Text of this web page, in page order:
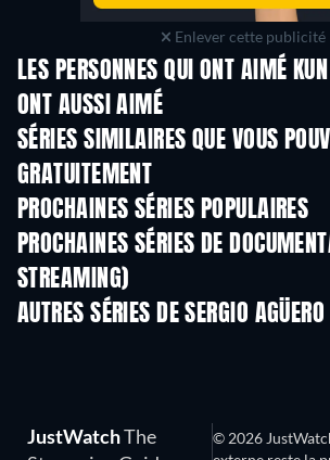
Enlever cette publicité
LES PERSONNES QUI ONT AIMÉ
ONT AUSSI AIMÉ
Série
SÉRIES SIMILAIRES QUE VOUS
GRATUITEMENTSérie
PROCHAINES SÉRIES POPULAIRES
Série Série
PROCHAINES SÉRIES DE
STREAMING)Saison 1
AUTRES SÉRIES DE SERGIO AGÜERO
Série Série
JustWatchThe
© 2026